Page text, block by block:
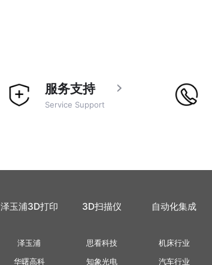
服务支持
Service Support
泽玉浦3D打印
泽玉浦
华曙高科
3D扫描仪
思看科技
知象光电
自动化集成
机床行业
汽车行业